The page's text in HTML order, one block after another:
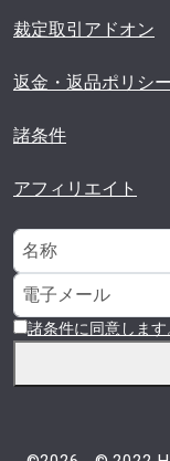
裁定取引アドオン
返金・返品ポリシー
諸条件
アフィリエイト
諸条件に同意します